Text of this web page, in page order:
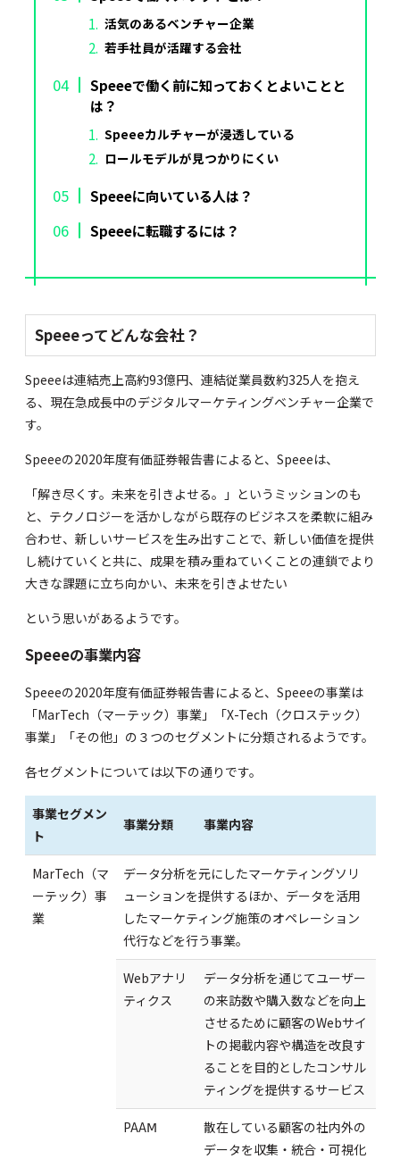
活気のあるベンチャー企業
若手社員が活躍する会社
Speeeで働く前に知っておくとよいことと
は？
Speeeカルチャーが浸透している
ロールモデルが見つかりにくい
Speeeに向いている人は？
Speeeに転職するには？
Speeeってどんな会社？
Speeeは連結売上高約93億円、連結従業員数約325人を抱え
る、現在急成長中のデジタルマーケティングベンチャー企業で
す。
Speeeの2020年度有価証券報告書によると、Speeeは、
「解き尽くす。未来を引きよせる。」というミッションのも
と、テクノロジーを活かしながら既存のビジネスを柔軟に組み
合わせ、新しいサービスを生み出すことで、新しい価値を提供
し続けていくと共に、成果を積み重ねていくことの連鎖でより
大きな課題に立ち向かい、未来を引きよせたい
という思いがあるようです。
Speeeの事業内容
Speeeの2020年度有価証券報告書によると、Speeeの事業は
「MarTech（マーテック）事業」「X-Tech（クロステック）
事業」「その他」の３つのセグメントに分類されるようです。
各セグメントについては以下の通りです。
事業セグメン
ト
事業分類 事業内容
MarTech（マ
ーテック）事
業
データ分析を元にしたマーケティングソリ
ューションを提供するほか、データを活用
したマーケティング施策のオペレーション
代行などを行う事業。
Webアナリ
ティクス
データ分析を通じてユーザー
の来訪数や購入数などを向上
させるために顧客のWebサイ
トの掲載内容や構造を改良す
ることを目的としたコンサル
ティングを提供するサービス
PAAⅯ
散在している顧客の社内外の
データを収集・統合・可視化